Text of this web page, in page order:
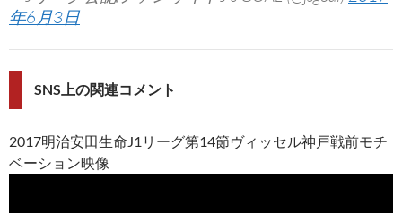
年6月3日
SNS上の関連コメント
2017明治安田生命J1リーグ第14節ヴィッセル神戸戦前モチ
ベーション映像